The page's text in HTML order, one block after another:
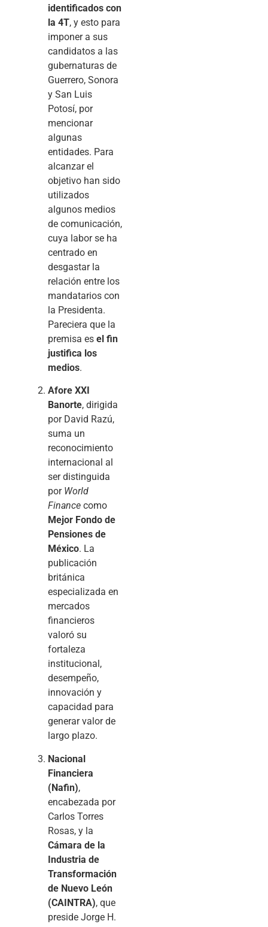
identificados con
la 4T, y esto para
imponer a sus
candidatos a las
gubernaturas de
Guerrero, Sonora
y San Luis
Potosí, por
mencionar
algunas
entidades. Para
alcanzar el
objetivo han sido
utilizados
algunos medios
de comunicación,
cuya labor se ha
centrado en
desgastar la
relación entre los
mandatarios con
la Presidenta.
Pareciera que la
premisa es el fin
justifica los
medios.
Afore XXI
Banorte, dirigida
por David Razú,
suma un
reconocimiento
internacional al
ser distinguida
por World
Finance como
Mejor Fondo de
Pensiones de
México. La
publicación
británica
especializada en
mercados
financieros
valoró su
fortaleza
institucional,
desempeño,
innovación y
capacidad para
generar valor de
largo plazo.
Nacional
Financiera
(Nafin),
encabezada por
Carlos Torres
Rosas, y la
Cámara de la
Industria de
Transformación
de Nuevo León
(CAINTRA), que
preside Jorge H.